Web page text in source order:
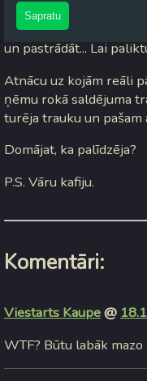
Sapratu
grrrr... Tāpēc aizgāju
cukuru un kādu piena
un pastrādāt... Lai
Atnācu uz kojām reāli
ņēmu rokā saldējuma
turēja trauku un pašam
Domājat, ka palīdzēja?
P.S. Vāru kafiju.
Komentāri:
Viestarts Kaupe@
WTF? Būtu labāk mazo